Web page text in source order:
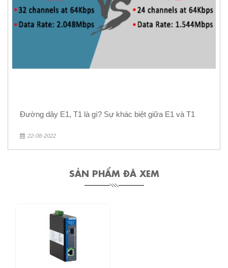
Đường dây E1, T1 là gì? Sự khác biệt giữa E1 và T1
22-08-2022
SẢN PHẨM ĐÃ XEM